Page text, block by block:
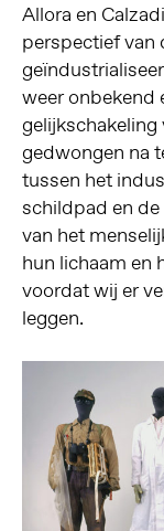
Allora en
perspectief van
weer onbekend
gedwongen na
tussen het
schildpad en
van het
hun lichaam en
voordat wij er
leggen.